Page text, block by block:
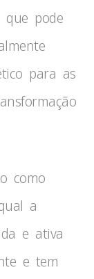
pode
para as
como
a
e ativa
e tem